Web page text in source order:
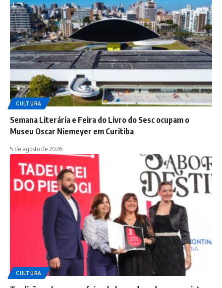
CULTURA
Semana Literária e Feira do Livro do Sesc ocupam o
Museu Oscar Niemeyer em Curitiba
5 de agosto de 2026
CULTURA